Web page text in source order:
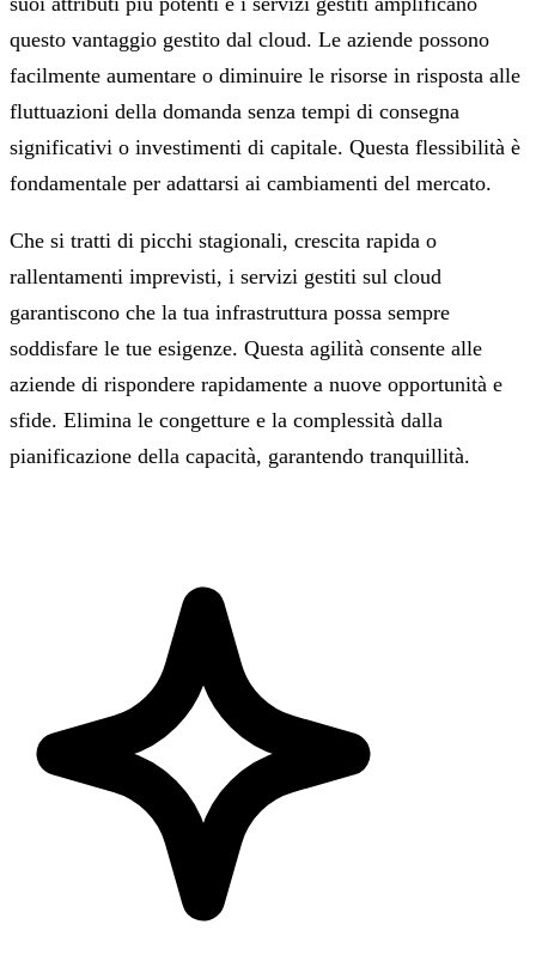
questo vantaggio gestito dal cloud. Le aziende possono
facilmente aumentare o diminuire le risorse in risposta alle
fluttuazioni della domanda senza tempi di consegna
significativi o investimenti di capitale. Questa flessibilità è
fondamentale per adattarsi ai cambiamenti del mercato.
Che si tratti di picchi stagionali, crescita rapida o
rallentamenti imprevisti, i servizi gestiti sul cloud
garantiscono che la tua infrastruttura possa sempre
soddisfare le tue esigenze. Questa agilità consente alle
aziende di rispondere rapidamente a nuove opportunità e
sfide. Elimina le congetture e la complessità dalla
pianificazione della capacità, garantendo tranquillità.